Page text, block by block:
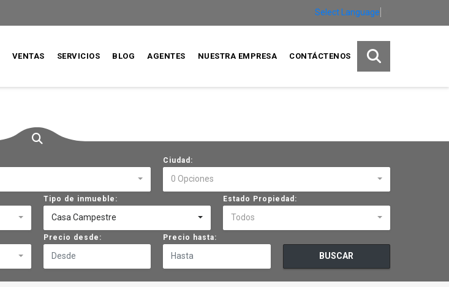
Select Language
VENTAS SERVICIOS BLOG AGENTES NUESTRA EMPRESA CONTÁCTENOS
Ciudad:
0 Opciones
Tipo de inmueble:
Casa Campestre
Estado Propiedad:
Todos
Precio desde: Precio hasta:
BUSCAR